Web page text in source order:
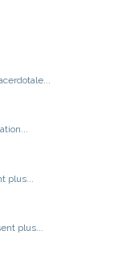
plus...
plus...